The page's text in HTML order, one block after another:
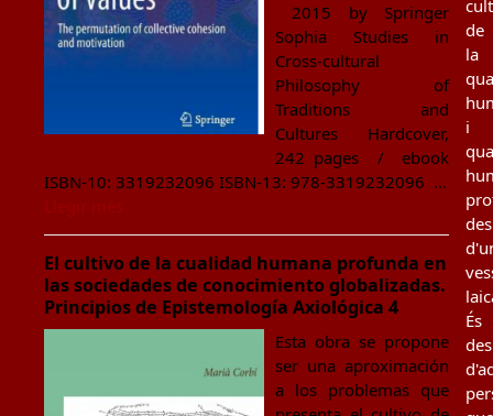
2015 by Springer
Sophia Studies in
Cross-cultural
Philosophy of
Traditions and
Cultures Hardcover,
242 pages / ebook
ISBN-10: 3319232096 ISBN-13: 978-3319232096 …
El cultivo de la cualidad humana profunda en
las sociedades de conocimiento globalizadas.
Principios de Epistemología Axiológica 4
Esta obra se propone
ser una aproximación
a los problemas que
de
la
i
des
És
des